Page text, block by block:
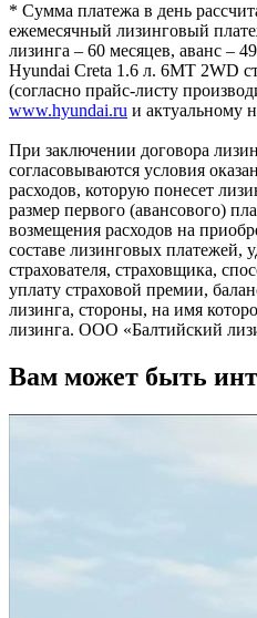
* Сумма платежа в день
ежемесячный лизинговый
лизинга – 60 месяцев, аванс –
Hyundai Creta 1.6 л. 6MT 2WD
(согласно прайс-листу
www.hyundai.ru и актуальному
При заключении договора
согласовываются условия
расходов, которую понесет
размер первого (авансового)
возмещения расходов на
составе лизинговых платежей,
страхователя, страховщика,
уплату страховой премии,
лизинга, стороны, на имя
лизинга. ООО «Балтийский
Вам может быть